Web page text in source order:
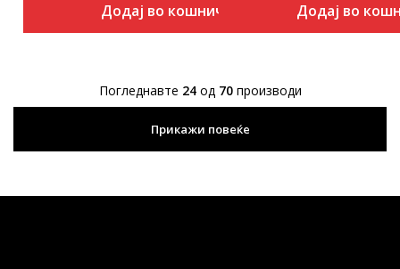
Додај во кошничка Додај во
Погледнавте 24од 70производи
Прикажи повеќе